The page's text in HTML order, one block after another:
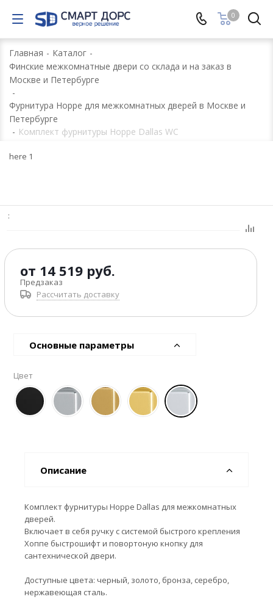
0
Главная - Каталог -
Финские межкомнатные двери со склада и на заказ в
Москве и Петербурге
-
Фурнитура Hoppe для межкомнатных дверей в Москве и
Петербурге
- Комплект фурнитуры Hoppe Dallas WC
here 1
:
от 14 519 руб.
Предзаказ
Рассчитать доставку
Основные параметры
Цвет
Описание
Комплект фурнитуры Hoppe Dallas для межкомнатных
дверей.
Включает в себя ручку с системой быстрого крепления
Хоппе быстрошифт и повортоную кнопку для
сантехнической двери.
Доступные цвета: черный, золото, бронза, серебро,
нержавеющая сталь.